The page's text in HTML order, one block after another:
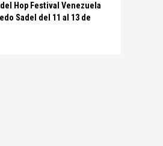
Hop Festival Venezuela
Sadel del 11 al 13 de